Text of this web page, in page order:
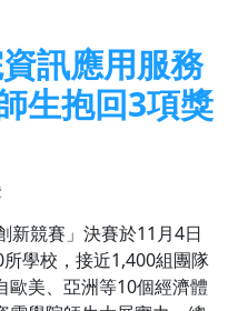
訊應用服務
生抱回3項獎
新競賽」決賽於11月4日
學校，接近1,400組團隊
歐美、亞洲等10個經濟體